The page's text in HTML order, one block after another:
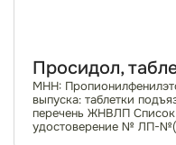
Просидол,
МНН:
выпуска: таблетки
перечень ЖНВЛП Список
удостоверение № ЛП-